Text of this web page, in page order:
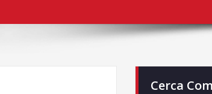
Cerca